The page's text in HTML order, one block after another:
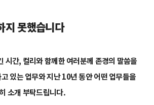
지 못했습니다
시간, 컬리와 함께한 여러분께 존경의 말씀을
있는 업무와 지난 10년 동안 어떤 업무들을
소개 부탁드립니다.